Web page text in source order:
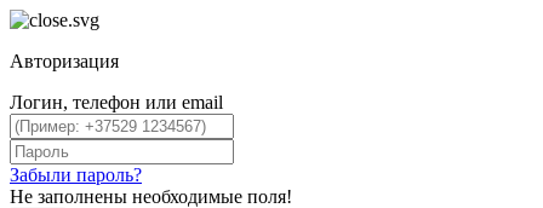
Авторизация
Логин, телефон или email
Забыли пароль?
Не заполнены необходимые поля!